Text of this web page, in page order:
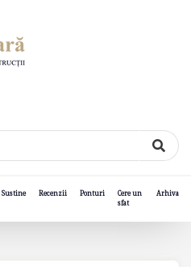
Sustine Recenzii Ponturi
Cere un
sfat
Arhiva